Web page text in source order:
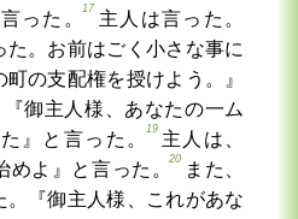
った。
17
主人は言った。
た。お前はごく小さな事に
の支配権を授けよう。』
御主人様、あなたの一ム
』と言った。
19
主人は、
めよ』と言った。
20
また、
。『御主人様、これがあな